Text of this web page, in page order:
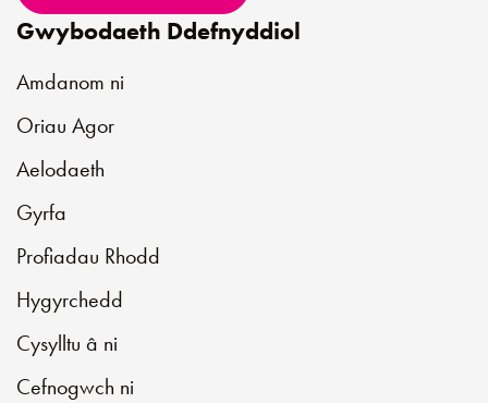
Gwybodaeth Ddefnyddiol
Amdanom ni
Oriau Agor
Aelodaeth
Gyrfa
Profiadau Rhodd
Hygyrchedd
Cysylltu â ni
Cefnogwch ni